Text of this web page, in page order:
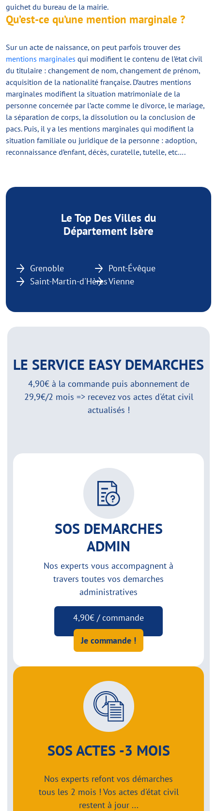
guichet du bureau de la mairie.
Qu’est-ce qu’une mention marginale ?
Sur un acte de naissance, on peut parfois trouver des
mentions marginales qui modifient le contenu de l’état civil
du titulaire : changement de nom, changement de prénom,
acquisition de la nationalité française. D’autres mentions
marginales modifient la situation matrimoniale de la
personne concernée par l’acte comme le divorce, le mariage,
la séparation de corps, la dissolution ou la conclusion de
pacs. Puis, il y a les mentions marginales qui modifient la
situation familiale ou juridique de la personne : adoption,
reconnaissance d’enfant, décès, curatelle, tutelle, etc….
Le Top Des Villes du
Département Isère
Grenoble
Pont-Évêque
Saint-Martin-d'HèresVienne
LE SERVICE EASY DEMARCHES
4,90€ à la commande puis abonnement de
29,9€/2 mois => recevez vos actes d'état civil
actualisés !
SOS DEMARCHES
ADMIN
Nos experts vous accompagnent à
travers toutes vos demarches
administratives
4,90€ / commande
Je commande !
SOS ACTES -3 MOIS
Nos experts refont vos démarches
tous les 2 mois ! Vos actes d'état civil
restent à jour ...